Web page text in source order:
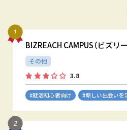
BIZREACH CAMPUS（ビズリ
その他
3.8
#就活初心者向け #新しい出会いを